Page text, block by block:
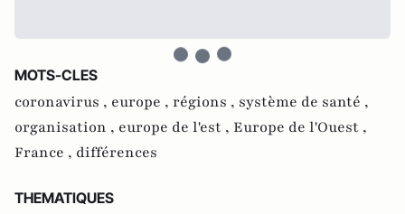
MOTS-CLES
coronavirus , europe , régions , système de santé ,
organisation , europe de l'est , Europe de l'Ouest ,
France , différences
THEMATIQUES